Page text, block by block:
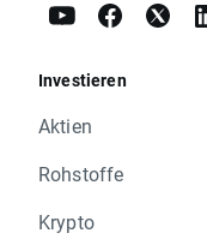
Investieren
Aktien
Rohstoffe
Krypto